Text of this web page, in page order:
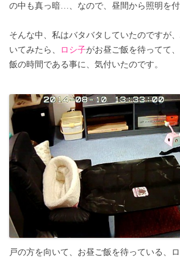
の中も真っ暗…、なので、昼間から照明を付
そんな中、私はバタバタしていたのですが
いてみたら、
ロシ子がお昼ご飯を待ってて、
飯の時間である事に、気付いたのです。
戸の方を向いて、お昼ご飯を待っている、